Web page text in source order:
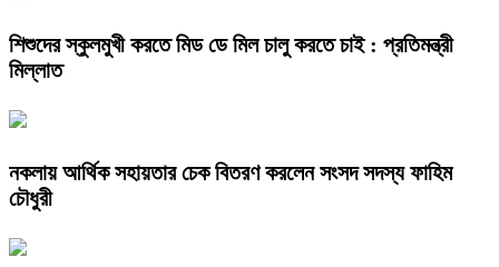
শিশুদের স্কুলমুখী করতে মিড ডে মিল চালু করতে চাই : প্রতিমন্ত্রী
মিল্লাত
নকলায় আর্থিক সহায়তার চেক বিতরণ করলেন সংসদ সদস্য ফাহিম
চৌধুরী